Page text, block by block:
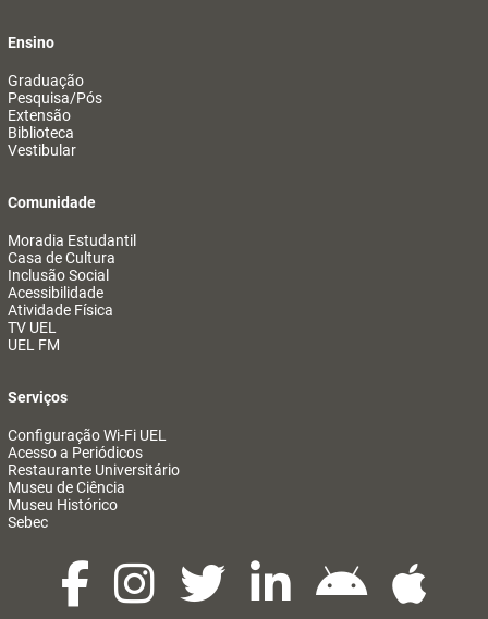
Ensino
Graduação
Pesquisa/Pós
Extensão
Biblioteca
Vestibular
Comunidade
Moradia Estudantil
Casa de Cultura
Inclusão Social
Acessibilidade
Atividade Física
TV UEL
UEL FM
Serviços
Configuração Wi-Fi UEL
Acesso a Periódicos
Restaurante Universitário
Museu de Ciência
Museu Histórico
Sebec